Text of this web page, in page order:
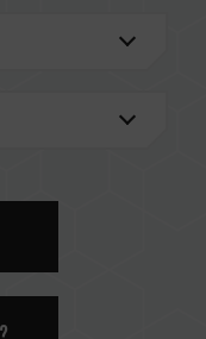
Technik
System